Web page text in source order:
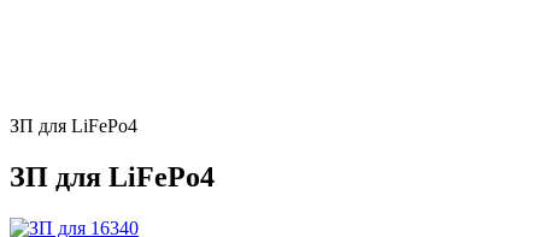
ЗП для LiFePo4
ЗП для LiFePo4